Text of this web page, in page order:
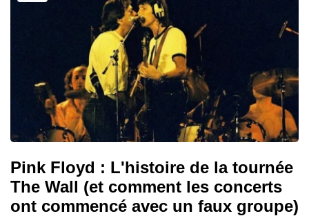
Pink Floyd : L'histoire de la tournée
The Wall (et comment les concerts
ont commencé avec un faux groupe)